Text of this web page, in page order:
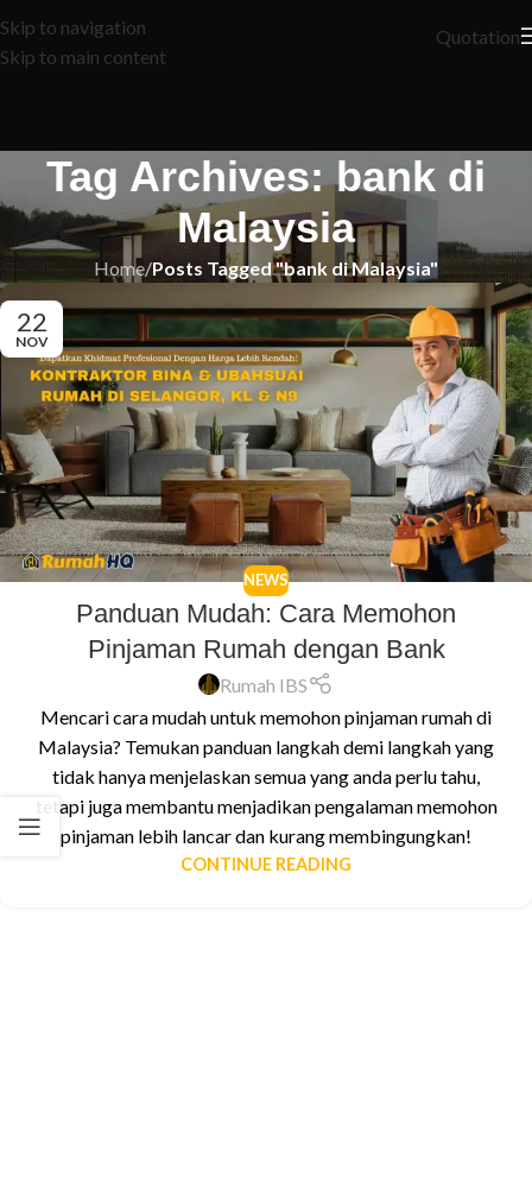
Skip to navigation
Skip to main content
Quotation
Tag Archives: bank di
Malaysia
Home/Posts Tagged "bank di Malaysia"
22
NOV
NEWS
Panduan Mudah: Cara Memohon
Pinjaman Rumah dengan Bank
Rumah IBS
Mencari cara mudah untuk memohon pinjaman rumah di
Malaysia? Temukan panduan langkah demi langkah yang
tidak hanya menjelaskan semua yang anda perlu tahu,
tetapi juga membantu menjadikan pengalaman memohon
pinjaman lebih lancar dan kurang membingungkan!
CONTINUE READING